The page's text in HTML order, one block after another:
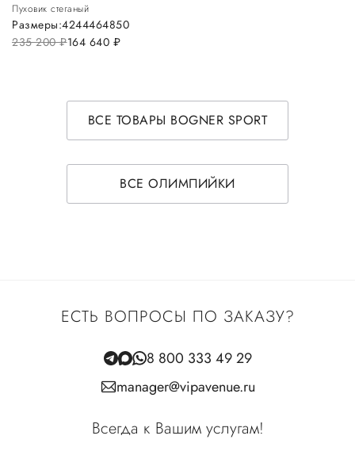
Пуховик стеганый
235 200руб.164 640 руб.
Размеры:4244464850
ВСЕ ТОВАРЫ BOGNER SPORT
ВСЕ ОЛИМПИЙКИ
ЕСТЬ ВОПРОСЫ ПО ЗАКАЗУ?
8 800 333 49 29
manager@vipavenue.ru
Всегда к Вашим услугам!